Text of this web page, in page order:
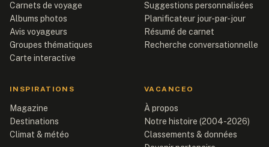
Carnets de voyage
Albums photos
Avis voyageurs
Groupes thématiques
Carte interactive
Suggestions personnalisées
Planificateur jour-par-jour
Résumé de carnet
Recherche conversationnelle
INSPIRATIONS
Magazine
Destinations
Climat & météo
VACANCEO
À propos
Notre histoire (2004-2026)
Classements & données